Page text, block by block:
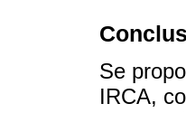
Se
IRCA,